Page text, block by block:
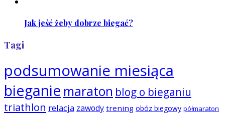
Jak jeść żeby dobrze biegać?
Tagi
podsumowanie miesiąca
bieganie maraton blog o bieganiu
triathlon relacja zawody trening obóz biegowy półmaraton